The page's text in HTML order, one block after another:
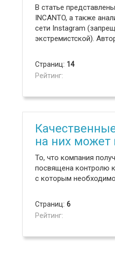
В статье
INCANTO, а также
сети Instagram
экстремистской).
Страниц: 14
Рейтинг:
на них может
То, что компания
посвящена контролю
с которым
Страниц: 6
Рейтинг: